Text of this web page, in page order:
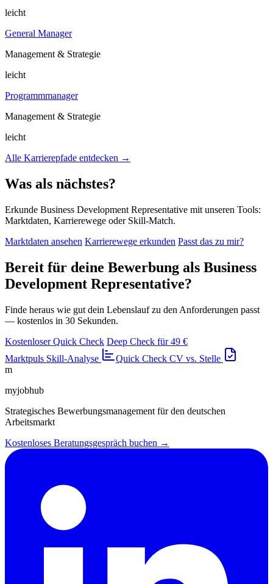
leicht
General Manager
Management & Strategie
leicht
Programmmanager
Management & Strategie
leicht
Alle Karrierepfade entdecken →
Was als nächstes?
Erkunde Business Development Representative mit unseren Tools:
Marktdaten, Karrierewege oder Skill-Match.
Marktdaten ansehen Karrierewege erkunden Passt das zu mir?
Bereit für deine Bewerbung als Business
Development Representative?
Finde heraus wie gut dein Lebenslauf zu den Anforderungen passt
— kostenlos in 30 Sekunden.
Kostenloser Quick Check Deep Check für 49 €
Marktpuls Skill-Analyse Quick Check CV vs. Stelle
m
myjobhub
Strategisches Bewerbungsmanagement für den deutschen
Arbeitsmarkt
Kostenloses Beratungsgespräch buchen →